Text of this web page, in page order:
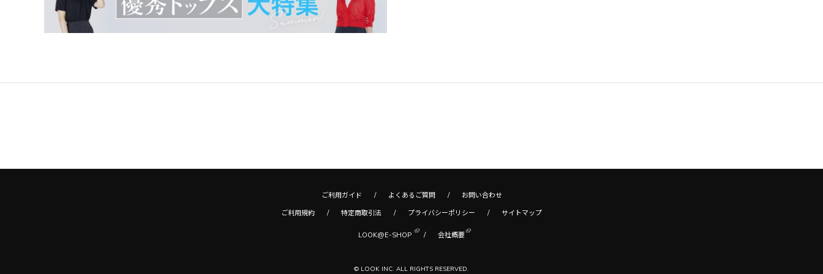
ご利用ガイド よくあるご質問 お問い合わせ
ご利用規約 特定商取引法 プライバシーポリシー サイトマップ
LOOK@E-SHOP 会社概要
© LOOK INC. ALL RIGHTS RESERVED.